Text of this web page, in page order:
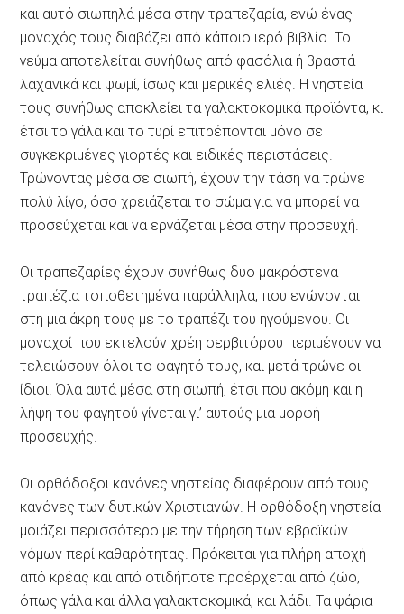
και αυτό σιωπηλά μέσα στην τραπεζαρία, ενώ ένας
μοναχός τους διαβάζει από κάποιο ιερό βιβλίο. Το
γεύμα αποτελείται συνήθως από φασόλια ή βραστά
λαχανικά και ψωμί, ίσως και μερικές ελιές. Η νηστεία
τους συνήθως αποκλείει τα γαλακτοκομικά προϊόντα, κι
έτσι το γάλα και το τυρί επιτρέπονται μόνο σε
συγκεκριμένες γιορτές και ειδικές περιστάσεις.
Τρώγοντας μέσα σε σιωπή, έχουν την τάση να τρώνε
πολύ λίγο, όσο χρειάζεται το σώμα για να μπορεί να
προσεύχεται και να εργάζεται μέσα στην προσευχή.
Οι τραπεζαρίες έχουν συνήθως δυο μακρόστενα
τραπέζια τοποθετημένα παράλληλα, που ενώνονται
στη μια άκρη τους με το τραπέζι του ηγούμενου. Οι
μοναχοί που εκτελούν χρέη σερβιτόρου περιμένουν να
τελειώσουν όλοι το φαγητό τους, και μετά τρώνε οι
ίδιοι. Όλα αυτά μέσα στη σιωπή, έτσι που ακόμη και η
λήψη του φαγητού γίνεται γι’ αυτούς μια μορφή
προσευχής.
Οι ορθόδοξοι κανόνες νηστείας διαφέρουν από τους
κανόνες των δυτικών Χριστιανών. Η ορθόδοξη νηστεία
μοιάζει περισσότερο με την τήρηση των εβραϊκών
νόμων περί καθαρότητας. Πρόκειται για πλήρη αποχή
από κρέας και από οτιδήποτε προέρχεται από ζώο,
όπως γάλα και άλλα γαλακτοκομικά, και λάδι. Τα ψάρια